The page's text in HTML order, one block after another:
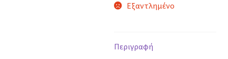
Εξαντλημένο
Περιγραφή